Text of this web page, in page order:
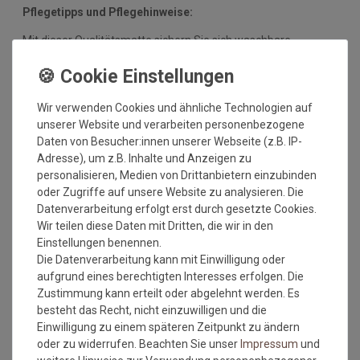
Pflegetipps und Pflegehinweise:
Mit dieser Qualitätsmatte sichern Sie sich waschbare
hochwertigen Gummirückens sind die Fußmatten absolut
ruschfest. Einem sicheren Gebrauch auch auf
Fußbodenheizungen steht somit nichts mehr im Wege.
Vor dem ersten Gebrauch waschen Sie die Fußmatte separat
bei angegebener Temperatur mit Feinwaschmittel und legen
sie flach zum Trocknen aus. Dadurch richten sich die Fasern
auf, der Mattenflor wird aktiviert und transportbedingte Falten
und Knicke werden wieder glatt. Pflegen Sie so Ihre
Fußmatte regelmäßig und Sie werden überrascht sein, wie
viele Jahre Qualität und Farbe erhalten bleiben.
Waschtipps:
Matten, die nicht mehr in die Waschmaschine passen, können
mit einem Dampfstrahler (aus Entfernung) gereinigt werden
oder bei einer Wäscherei abgegeben werden. Ganz wichtig ist
auch, dass man die Matten nicht gefaltet und auch nicht mit
Wir verwenden Cookies und ähnliche Technologien auf
unserer Website und verarbeiten personenbezogene
Daten von Besucher:innen unserer Webseite (z.B. IP-
Adresse), um z.B. Inhalte und Anzeigen zu
personalisieren, Medien von Drittanbietern einzubinden
oder Zugriffe auf unsere Website zu analysieren. Die
Datenverarbeitung erfolgt erst durch gesetzte Cookies.
Wir teilen diese Daten mit Dritten, die wir in den
Einstellungen benennen.
Die Datenverarbeitung kann mit Einwilligung oder
aufgrund eines berechtigten Interesses erfolgen. Die
Zustimmung kann erteilt oder abgelehnt werden. Es
besteht das Recht, nicht einzuwilligen und die
Einwilligung zu einem späteren Zeitpunkt zu ändern
oder zu widerrufen. Beachten Sie unser Impressum und